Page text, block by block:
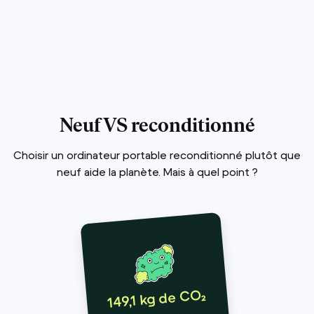
Neuf VS reconditionné
Choisir un ordinateur portable reconditionné plutôt que
neuf aide la planète. Mais à quel point ?
149,1 kg de CO₂